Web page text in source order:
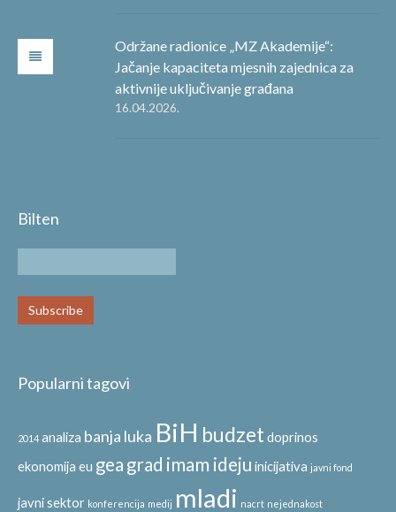
Održane radionice „MZ Akademije“:
Jačanje kapaciteta mjesnih zajednica za
aktivnije uključivanje građana
16.04.2026.
Bilten
Popularni tagovi
2014 analiza banja luka BiH budzet doprinos
ekonomija eu gea grad imam ideju inicijativa javni fond
javni sektor konferencija medij mladi nacrt nejednakost